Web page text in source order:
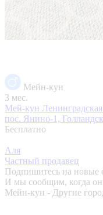
Мейн-кун
3 мес.
Мей-кун
пос. Янино-1,
Бесплатно
Аля
Частный продавец
Подпишитесь на новые
И мы сообщим, когда
Мейн-кун - Другие